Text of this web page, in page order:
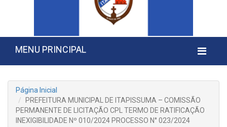
MENU PRINCIPAL
Página Inicial
PREFEITURA MUNICIPAL DE ITAPISSUMA – COMISSÃO
PERMANENTE DE LICITAÇÃO CPL TERMO DE RATIFICAÇÃO
INEXIGIBILIDADE Nº 010/2024 PROCESSO N° 023/2024